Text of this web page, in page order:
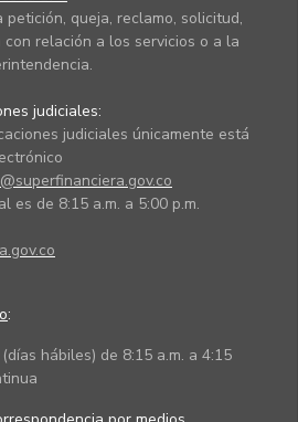
queja, reclamo, solicitud,
relación a los servicios o a la
judiciales:
judiciales únicamente está
es de 8:15 a.m. a 5:00 p.m.
:
hábiles) de 8:15 a.m. a 4:15